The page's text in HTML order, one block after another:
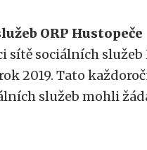
ORP Hustopeče
sociálních služeb
2019. Tato
služeb mohli